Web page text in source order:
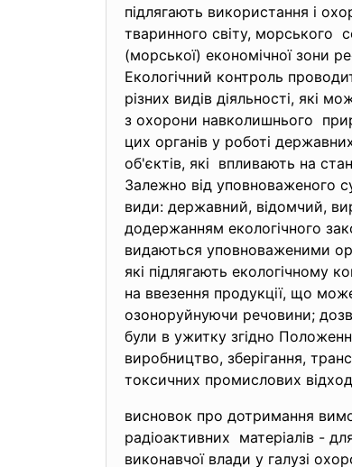
підлягають використання і
тваринного світу, морського
(морської) економічної зони
Екологічний контроль
різних видів діяльності,
з охорони навколишнього
цих органів у роботі
об'єктів, які впливають на
Залежно від уповноваженого
види: державний, відомчий,
додержанням екологічного
видаються уповноваженими
які підлягають екологічному
на ввезення продукції, що
озоноруйнуючи речовини;
були в ужитку згідно
виробництво, зберігання,
токсичних промислових
висновок про дотримання
радiоактивних матерiалiв -
виконавчої влади у галузi